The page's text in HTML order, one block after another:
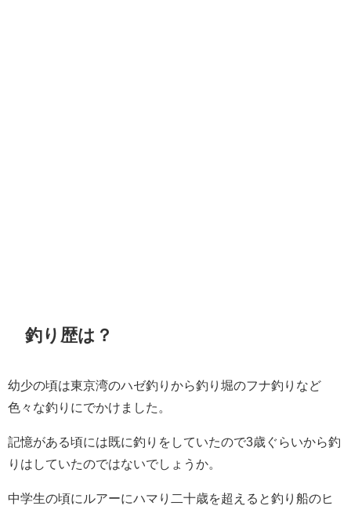
釣り歴は？
幼少の頃は東京湾のハゼ釣りから釣り堀のフナ釣りなど
色々な釣りにでかけました。
記憶がある頃には既に釣りをしていたので3歳ぐらいから釣
りはしていたのではないでしょうか。
中学生の頃にルアーにハマり二十歳を超えると釣り船のヒ